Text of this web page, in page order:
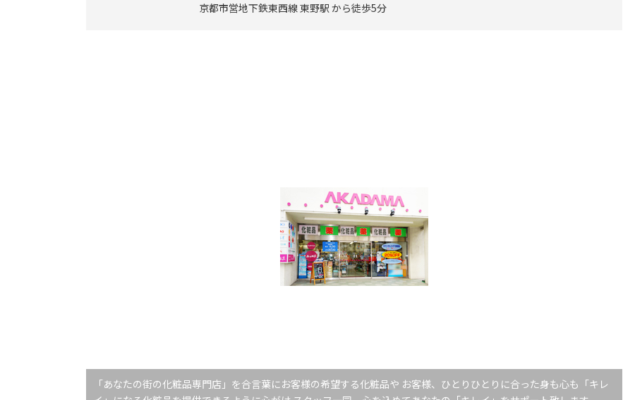
京都市営地下鉄東西線 東野駅 から徒歩5分
「あなたの街の化粧品専門店」を合言葉にお客様の希望する化粧品や お客様、ひとりひとりに合った身も心も「キレ